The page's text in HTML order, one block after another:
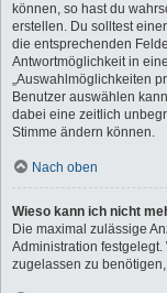
können, so hast du
erstellen. Du solltest
die entsprechenden
Antwortmöglichkeit in
„Auswahlmöglichkeiten
Benutzer auswählen
dabei eine zeitlich
Stimme ändern können.
Nach oben
Wieso kann ich nicht
Die maximal zulässige
Administration
zugelassen zu